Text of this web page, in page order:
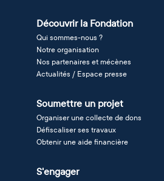
Découvrir la Fondation
Qui sommes-nous ?
Notre organisation
Nos partenaires et mécènes
Actualités / Espace presse
Soumettre un projet
Organiser une collecte de dons
Défiscaliser ses travaux
Obtenir une aide financière
S'engager